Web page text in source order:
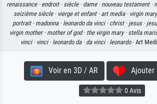
renaissance · endroit · siècle · dame · nouveau testament ·
seizième siècle · vierge et enfant · art media · virgin
portrait · madonna · leonardo da vinci · christ · jesus ·
virgin mother · mother of god · the virgin mary · stella
vinci · vinci · leonardo da · da vinci · leonardo· Art
Voir en 3D / AR Ajouter
0 Avis